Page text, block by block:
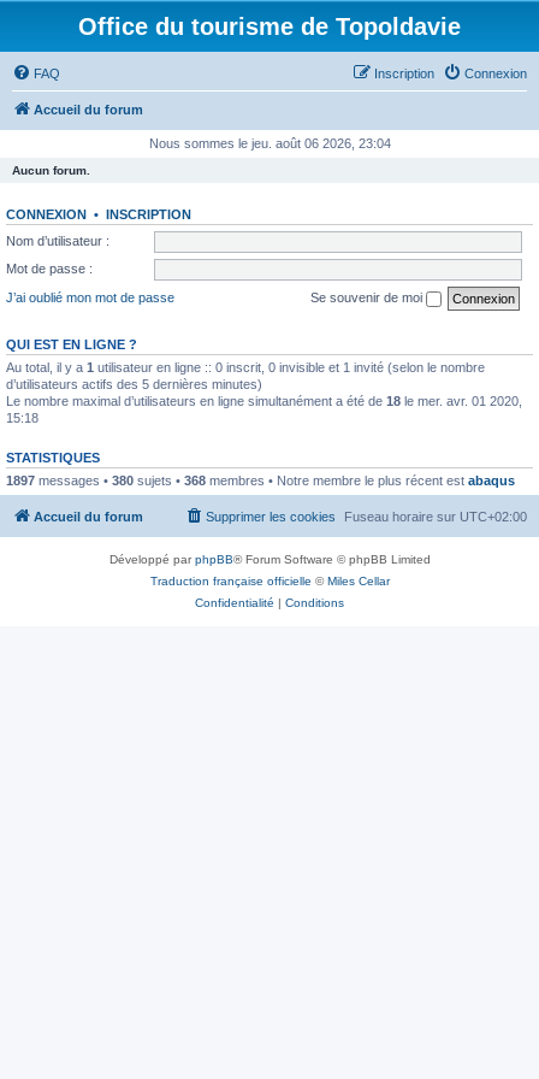
Office du tourisme de Topoldavie
FAQ Connexion
Inscription
Accueil du forum
Nous sommes le jeu. août 06 2026, 23:04
Aucun forum.
CONNEXION • INSCRIPTION
Nom d’utilisateur :
Mot de passe :
J’ai oublié mon mot de passe
Se souvenir de moi
QUI EST EN LIGNE ?
Au total, il y a 1 utilisateur en ligne :: 0 inscrit, 0 invisible et 1 invité (selon le nombre
d’utilisateurs actifs des 5 dernières minutes)
Le nombre maximal d’utilisateurs en ligne simultanément a été de 18 le mer. avr. 01 2020,
15:18
STATISTIQUES
1897 messages • 380 sujets • 368 membres • Notre membre le plus récent est abaqus
Accueil du forum Fuseau horaire sur UTC+02:00
Supprimer les cookies
Développé parphpBB® Forum Software © phpBB Limited
Traduction française officielle ©Miles Cellar
Confidentialité | Conditions